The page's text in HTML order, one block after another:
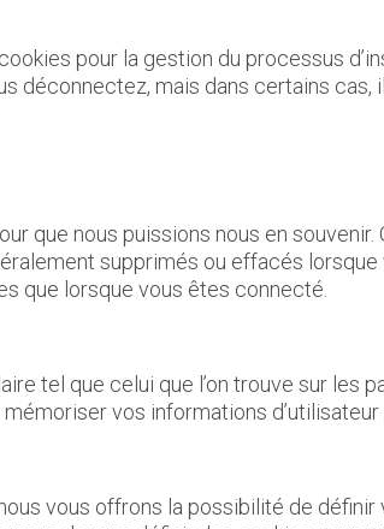
pour la gestion du processus
déconnectez, mais dans certains
que nous puissions nous en
supprimés ou effacés
que lorsque vous êtes connecté.
tel que celui que l’on trouve sur les
vos informations
vous offrons la possibilité de